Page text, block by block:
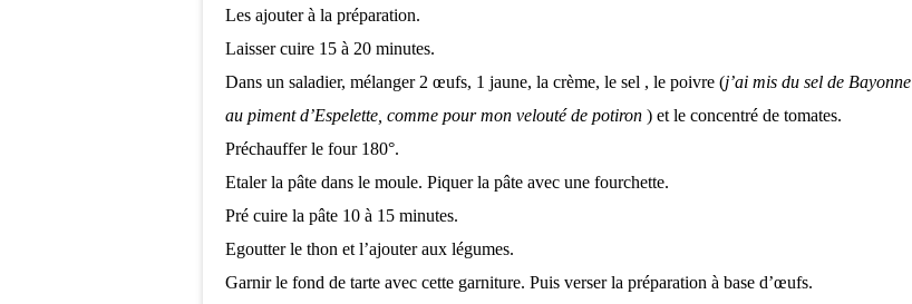
Les ajouter à la préparation.
Laisser cuire 15 à 20 minutes.
Dans un saladier, mélanger 2 œufs, 1 jaune, la crème, le sel , le poivre (j’ai mis du sel de Bayonne
au piment d’Espelette, comme pour mon velouté de potiron ) et le concentré de tomates.
Préchauffer le four 180°.
Etaler la pâte dans le moule. Piquer la pâte avec une fourchette.
Pré cuire la pâte 10 à 15 minutes.
Egoutter le thon et l’ajouter aux légumes.
Garnir le fond de tarte avec cette garniture. Puis verser la préparation à base d’œufs.